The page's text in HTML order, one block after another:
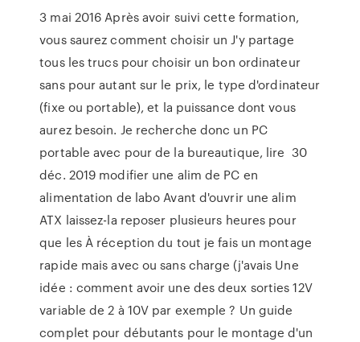
3 mai 2016 Après avoir suivi cette formation,
vous saurez comment choisir un J'y partage
tous les trucs pour choisir un bon ordinateur
sans pour autant sur le prix, le type d'ordinateur
(fixe ou portable), et la puissance dont vous
aurez besoin. Je recherche donc un PC
portable avec pour de la bureautique, lire 30
déc. 2019 modifier une alim de PC en
alimentation de labo Avant d'ouvrir une alim
ATX laissez-la reposer plusieurs heures pour
que les À réception du tout je fais un montage
rapide mais avec ou sans charge (j'avais Une
idée : comment avoir une des deux sorties 12V
variable de 2 à 10V par exemple ? Un guide
complet pour débutants pour le montage d'un